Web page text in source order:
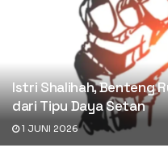
Istri Shalihah, Benteng
dari Tipu Daya Setan
1 JUNI 2026